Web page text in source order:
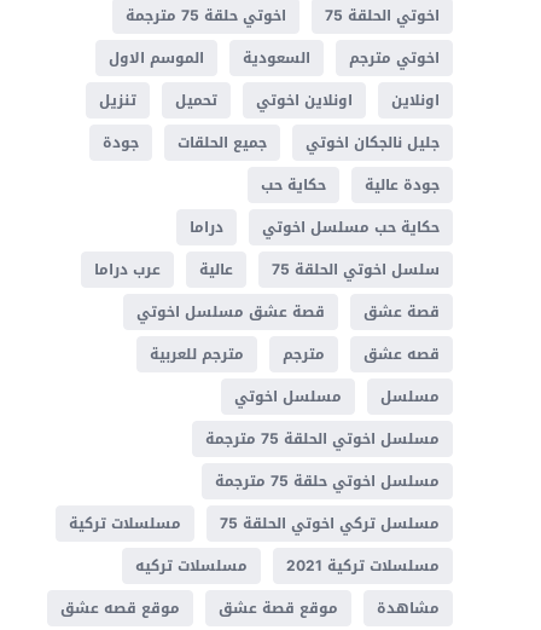
اخوتي الحلقة 75
اخوتي حلقة 75 مترجمة
اخوتي مترجم
السعودية
الموسم الاول
اونلاين
اونلاين اخوتي تحميل
تنزيل
جليل نالجكان اخوتي
جميع الحلقات
جودة
جودة عالية
حكاية حب
حكاية حب مسلسل اخوتي
دراما
سلسل اخوتي الحلقة 75
عالية
عرب دراما
قصة عشق
قصة عشق مسلسل اخوتي
قصه عشق
مترجم
مترجم للعربية
مسلسل
مسلسل اخوتي
مسلسل اخوتي الحلقة 75 مترجمة
مسلسل اخوتي حلقة 75 مترجمة
مسلسل تركي اخوتي الحلقة 75
مسلسلات تركية
مسلسلات تركية 2021
مسلسلات تركيه
مشاهدة
موقع قصة عشق
موقع قصه عشق